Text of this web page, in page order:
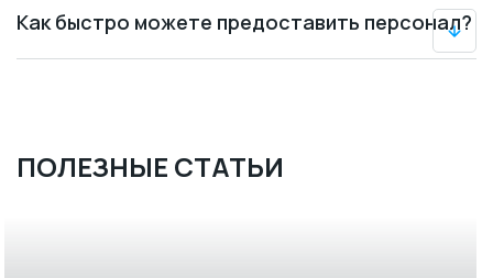
Как быстро можете предоставить персонал?
ПОЛЕЗНЫЕ СТАТЬИ